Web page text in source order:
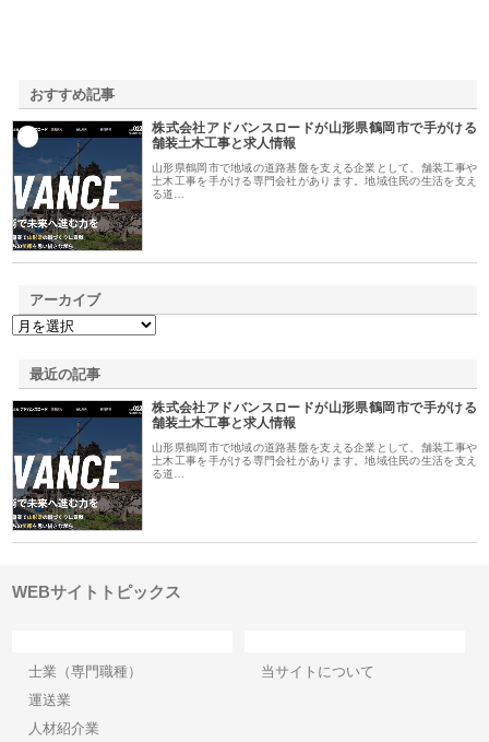
おすすめ記事
株式会社アドバンスロードが山形県鶴岡市で手がける
舗装土木工事と求人情報
山形県鶴岡市で地域の道路基盤を支える企業として、舗装工事や
土木工事を手がける専門会社があります。地域住民の生活を支え
る道…
アーカイブ
最近の記事
株式会社アドバンスロードが山形県鶴岡市で手がける
舗装土木工事と求人情報
山形県鶴岡市で地域の道路基盤を支える企業として、舗装工事や
土木工事を手がける専門会社があります。地域住民の生活を支え
る道…
WEBサイトトピックス
士業（専門職種）
運送業
人材紹介業
当サイトについて